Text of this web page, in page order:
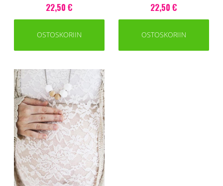
22,50 €
OSTOSKORIIN
22,50 €
OSTOSKORIIN